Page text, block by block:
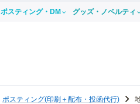
ポスティング・DM グッズ・ノベルティ
ポスティング(印刷＋配布・投函代行)